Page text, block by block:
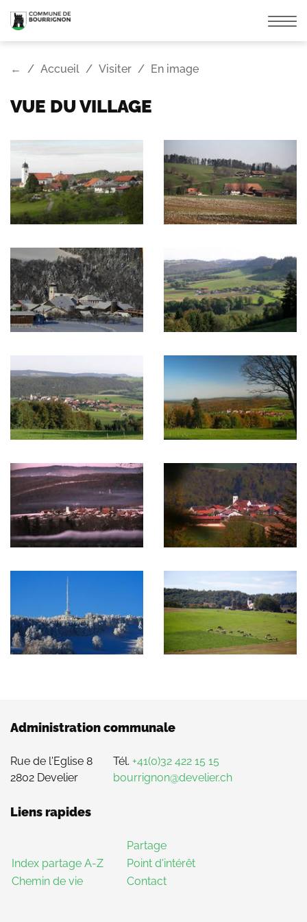
la
← Accueil Visiter En image
VUE DU VILLAGE
Administration communale
Rue de l'Eglise 8
2802 Develier
Tél. +41(0)32 422 15 15
bourrignon@develier.ch
Liens rapides
Index partage A-Z
Chemin de vie
Partage
Point d'intérêt
Contact